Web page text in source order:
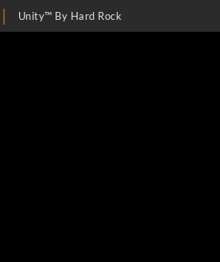
Unity™ By Hard Rock